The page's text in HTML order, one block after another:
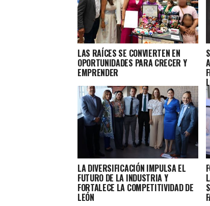
LAS RAÍCES SE CONVIERTEN EN
OPORTUNIDADES PARA CRECER Y
EMPRENDER
LA DIVERSIFICACIÓN IMPULSA EL
FUTURO DE LA INDUSTRIA Y
FORTALECE LA COMPETITIVIDAD DE
LEÓN